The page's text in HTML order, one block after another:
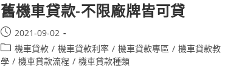
舊機車貸款-不限廠牌皆可貸
2021-09-02
機車貸款 / 機車貸款利率 / 機車貸款專區 / 機車貸款教
學 / 機車貸款流程 / 機車貸款種類